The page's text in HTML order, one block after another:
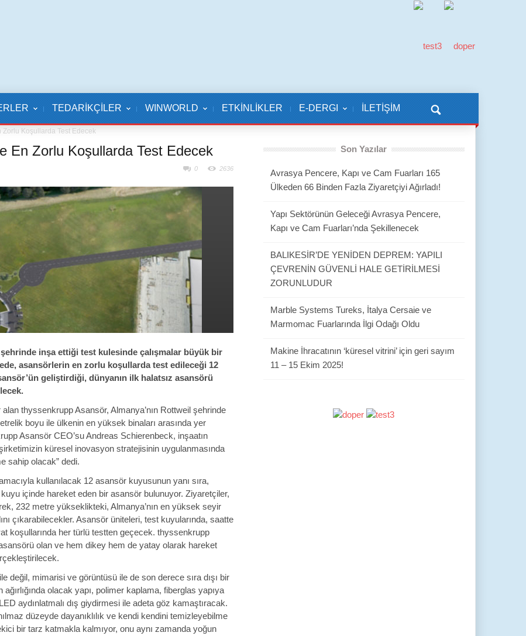
TEDARİKÇİLER WINWORLD ETKİNLİKLER E-DERGI İLETİŞİM
Koşullarda Test Edecek
En Zorlu Koşullarda Test Edecek
0 2636
inşa ettiği test kulesinde çalışmalar büyük bir
asansörlerin en zorlu koşullarda test edileceği 12
geliştirdiği, dünyanın ilk halatsız asansörü
thyssenkrupp Asansör, Almanya’nın Rottweil şehrinde
boyu ile ülkenin en yüksek binaları arasında yer
Asansör CEO’su Andreas Schierenbeck, inşaatın
küresel inovasyon stratejisinin uygulanmasında
sahip olacak” dedi.
kullanılacak 12 asansör kuyusunun yanı sıra,
içinde hareket eden bir asansör bulunuyor. Ziyaretçiler,
232 metre yükseklikteki, Almanya’nın en yüksek seyir
çıkarabilecekler. Asansör üniteleri, test kuyularında, saatte
koşullarında her türlü testten geçecek. thyssenkrupp
olan ve hem dikey hem de yatay olarak hareket
değil, mimarisi ve görüntüsü ile de son derece sıra dışı bir
ağırlığında olacak yapı, polimer kaplama, fiberglas yapıya
aydınlatmalı dış giydirmesi ile adeta göz kamaştıracak.
düzeyde dayanıklılık ve kendi kendini temizleyebilme
bir tarz katmakla kalmıyor, onu aynı zamanda yoğun
Son Yazılar
Avrasya Pencere, Kapı ve Cam Fuarları 165
Ülkeden 66 Binden Fazla Ziyaretçiyi Ağırladı!
Yapı Sektörünün Geleceği Avrasya Pencere,
Kapı ve Cam Fuarları’nda Şekillenecek
BALIKESİR’DE YENİDEN DEPREM: YAPILI
ÇEVRENİN GÜVENLİ HALE GETİRİLMESİ
ZORUNLUDUR
Marble Systems Tureks, İtalya Cersaie ve
Marmomac Fuarlarında İlgi Odağı Oldu
Makine İhracatının ‘küresel vitrini’ için geri sayım
11 – 15 Ekim 2025!